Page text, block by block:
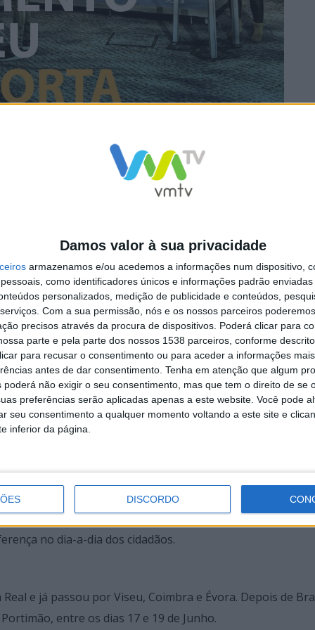
Damos valor à sua privacidade
armazenamos e/ou acedemos a informações num dispositivo,
como identificadores únicos e informações padrão
personalizados, medição de publicidade e conteúdos,
Com a sua permissão, nós e os nossos parceiros
precisos através da procura de dispositivos. Poderá clicar para
parte e pela parte dos nossos 1538 parceiros, conforme
para recusar o consentimento ou para aceder a informações
antes de dar consentimento. Tenha em atenção que algum
poderá não exigir o seu consentimento, mas que tem o direito de se
preferências serão aplicadas apenas a este website. Você pode
seu consentimento a qualquer momento voltando a este site e
inferior da página.
DISCORDO
sobre espírito europeu. Ao longo dos três dias,
Isabel Carvalhais, José Manuel Fernandes, Nuno
do Cidadão Europeu 2020 e 2021, ao Corpo Nacional
pelo eurodeputado José Manuel Fernandes,
em Braga termina com um concerto de Club
e com representantes de instituições
actividades de criação artística, acções de
para as pessoas conhecerem melhor os seus
ao mesmo tempo que descobrem projectos apoiados
debates e outras actividades procuram
no dia-a-dia dos cidadãos.
e já passou por Viseu, Coimbra e Évora. Depois de
entre os dias 17 e 19 de Junho.